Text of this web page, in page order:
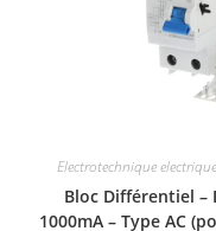
Electrotechnique
Bloc Différentiel –
1000mA – Type AC